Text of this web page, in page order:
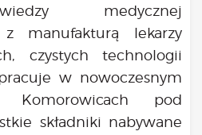
medycznej
z manufakturą lekarzy
czystych technologii
w nowoczesnym
pod
składniki nabywane